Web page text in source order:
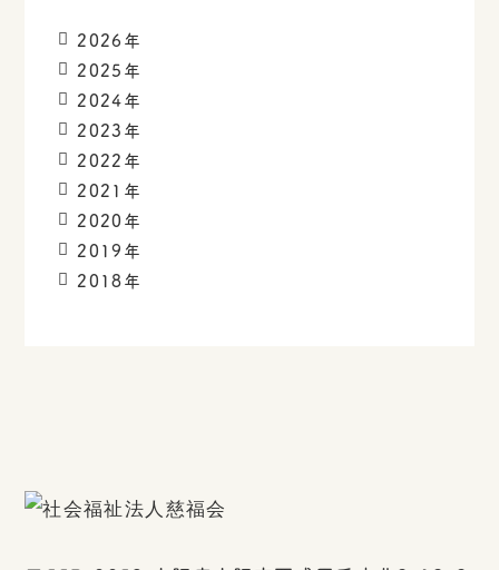
2026年
2025年
2024年
2023年
2022年
2021年
2020年
2019年
2018年